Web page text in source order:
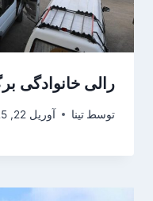
رالی خانوادگی
توسط تینا آوریل 22, 2025